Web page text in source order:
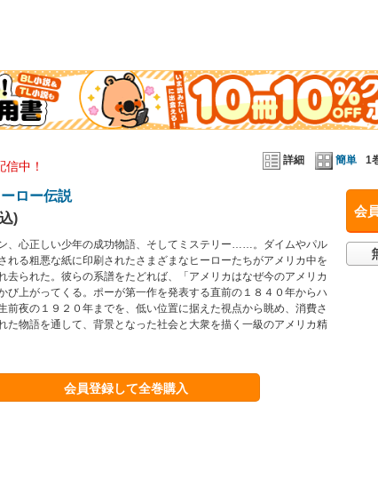
詳細 簡単 1
信中！
会
ロー伝説
)
、心正しい少年の成功物語、そしてミステリー……。ダイムやパル
れる粗悪な紙に印刷されたさまざまなヒーローたちがアメリカ中を
去られた。彼らの系譜をたどれば、「アメリカはなぜ今のアメリカ
び上がってくる。ポーが第一作を発表する直前の１８４０年からハ
前夜の１９２０年までを、低い位置に据えた視点から眺め、消費さ
た物語を通して、背景となった社会と大衆を描く一級のアメリカ精
会員登録して全巻購入